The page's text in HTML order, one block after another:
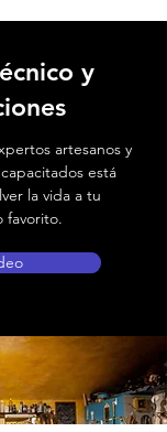
y
artesanos y
está
la vida a tu
favorito.